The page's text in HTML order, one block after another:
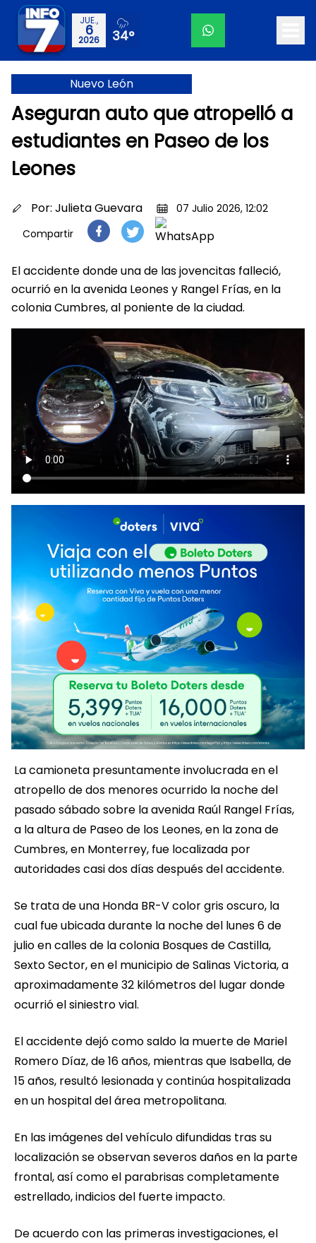
JUE.,
6
2026 34°
Nuevo León
Aseguran auto que atropelló a
estudiantes en Paseo de los
Leones
Por: Julieta Guevara
07 Julio 2026, 12:02
Compartir
El accidente donde una de las jovencitas falleció,
ocurrió en la avenida Leones y Rangel Frías, en la
colonia Cumbres, al poniente de la ciudad.
La camioneta presuntamente involucrada en el
atropello de dos menores ocurrido la noche del
pasado sábado sobre la avenida Raúl Rangel Frías,
a la altura de Paseo de los Leones, en la zona de
Cumbres, en Monterrey, fue localizada por
autoridades casi dos días después del accidente.
Se trata de una Honda BR-V color gris oscuro, la
cual fue ubicada durante la noche del lunes 6 de
julio en calles de la colonia Bosques de Castilla,
Sexto Sector, en el municipio de Salinas Victoria, a
aproximadamente 32 kilómetros del lugar donde
ocurrió el siniestro vial.
El accidente dejó como saldo la muerte de Mariel
Romero Díaz, de 16 años, mientras que Isabella, de
15 años, resultó lesionada y continúa hospitalizada
en un hospital del área metropolitana.
En las imágenes del vehículo difundidas tras su
localización se observan severos daños en la parte
frontal, así como el parabrisas completamente
estrellado, indicios del fuerte impacto.
De acuerdo con las primeras investigaciones, el